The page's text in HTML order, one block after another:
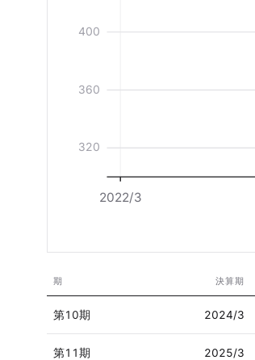
400
360
320
2022/3
期 決算期
第10期 2024/3
第11期 2025/3